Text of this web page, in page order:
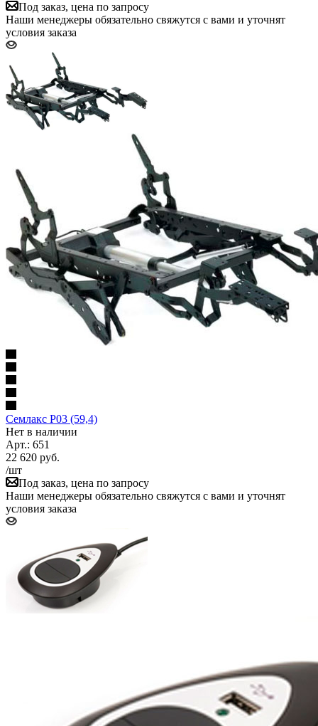
Под заказ, цена по запросу
Наши менеджеры обязательно свяжутся с вами и уточнят
условия заказа
Семлакс P03 (59,4)
Нет в наличии
Арт.: 651
22 620 руб.
/шт
Под заказ, цена по запросу
Наши менеджеры обязательно свяжутся с вами и уточнят
условия заказа